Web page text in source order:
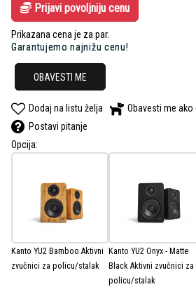
Prijavi povoljniju cenu
Prikazana cena je za par.
Garantujemo najnižu cenu!
OBAVESTI ME
Dodaj na listu želja
Obavesti me ako
Postavi pitanje
Opcija:
Kanto YU2 Bamboo Aktivni
zvučnici za policu/stalak
Kanto YU2 Onyx - Matte
Black Aktivni zvučnici za
policu/stalak